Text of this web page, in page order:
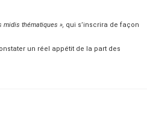
midis thématiques », qui s’inscrira de façon
un réel appétit de la part des